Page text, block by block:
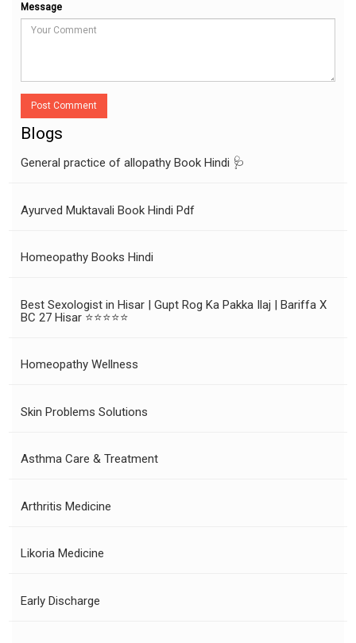
Message
Post Comment
Blogs
General practice of allopathy Book Hindi 🩺
Ayurved Muktavali Book Hindi Pdf
Homeopathy Books Hindi
Best Sexologist in Hisar | Gupt Rog Ka Pakka Ilaj | Bariffa X
BC 27 Hisar ⭐⭐⭐⭐⭐
Homeopathy Wellness
Skin Problems Solutions
Asthma Care & Treatment
Arthritis Medicine
Likoria Medicine
Early Discharge